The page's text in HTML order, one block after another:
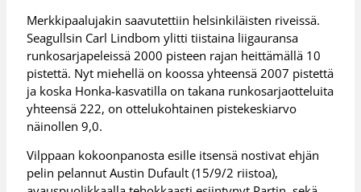
Merkkipaalujakin saavutettiin helsinkiläisten riveissä.
Seagullsin Carl Lindbom ylitti tiistaina liigauransa
runkosarjapeleissä 2000 pisteen rajan heittämällä 10
pistettä. Nyt miehellä on koossa yhteensä 2007 pistettä
ja koska Honka-kasvatilla on takana runkosarjaotteluita
yhteensä 222, on ottelukohtainen pistekeskiarvo
näinollen 9,0.
Vilppaan kokoonpanosta esille itsensä nostivat ehjän
pelin pelannut Austin Dufault (15/9/2 riistoa),